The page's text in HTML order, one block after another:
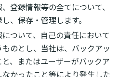
登録情報等の全てについて、
、保存・管理します。
ついて、自己の責任において
のとし、当社は、バックアッ
、またはユーザーがバックア
かったこと等により発生した